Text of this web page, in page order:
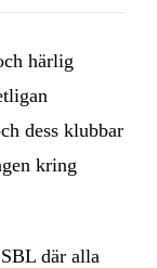
härlig
dess klubbar
kring
där alla